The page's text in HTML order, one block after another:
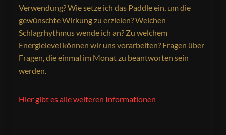
Verwendung? Wie setze ich das Paddle ein, um die
gewünschte Wirkung zu erzielen? Welchen
Schlagrhythmus wende ich an? Zu welchem
Energielevel können wir uns vorarbeiten? Fragen über
Fragen, die einmal im Monat zu beantworten sein
werden.
Hier gibt es alle weiteren Informationen